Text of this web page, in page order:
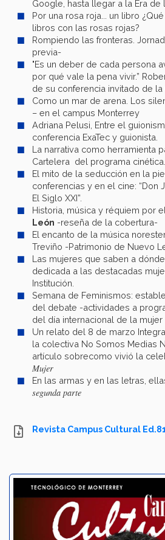
Google, hasta llegar a la Era de
Por una rosa roja... un libro
libros con las rosas rojas?
Rompiendo las fronteras.
previa-
"Es un deber de cada persona
por qué vale la pena vivir.”
de su conferencia invitado de
Como un mar de arena. Los
– en el campus Monterrey
Adriana Pelusi, Entre el
conferencia ExaTec y guionista.
La narrativa como herramienta
Cartelera del programa cinética.
El mito de la seducción en la
conferencias y en el cine: “Don
El Siglo XXI”.
Historia, música y réquiem por el
León -reseña de la cobertura-
El encanto de la música
Treviño -Patrimonio de Nuevo
Las mujeres que saben a
dedicada a las destacadas
Institución.
Semana de Feminismos:
del debate -actividades a
del día internacional de la mujer
Un relato del 8 de marzo
la colectiva No Somos Medias
artículo sobrecomo vivió la
Mujer
En las armas y en las letras,
segunda parte
Revista Campus Cultural